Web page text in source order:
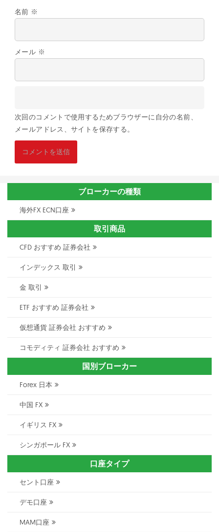
名前 ※
メール ※
次回のコメントで使用するためブラウザーに自分の名前、
メールアドレス、サイトを保存する。
ブローカーの種類
海外FX ECN口座
取引商品
CFD おすすめ 証券会社
インデックス 取引
金 取引
ETF おすすめ 証券会社
仮想通貨 証券会社 おすすめ
コモディティ 証券会社 おすすめ
国別ブローカー
Forex 日本
中国 FX
イギリス FX
シンガポール FX
口座タイプ
セント口座
デモ口座
MAM口座